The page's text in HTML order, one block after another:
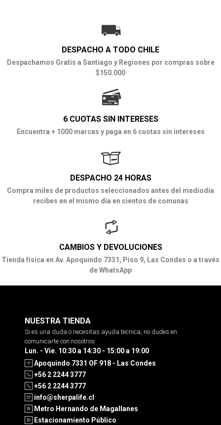
DESPACHO A TODO CHILE
Despachamos Gratis a Santiago y Regiones por compras sobre
$150.000
6 CUOTAS SIN INTERESES
Encuentra + 1000 marcas y paga en 6 cuotas sin intereses
DESPACHO 24 HORAS
Compra miles de productos seleccionados antes del mediodía
recibes en el mismo día en cientos de comunas
CAMBIOS Y DEVOLUCIONES
Tienda física en Av. Apoquindo 7331, Piso 9, Las Condes o a través
de WhatsApp
NUESTRA TIENDA
Si es una duda o necesitas ayuda tecnica, no dudes en
comunicarte con nosotros
Lun. - Vie. 10:30 a 14:30 - 15:00 a 19:00
Apoquindo 7331 OF 918 - Las Condes
+56 2 2244 3777
+56 2 2244 3777
info@sherpalife.cl
Metro Hernando de Magallanes
Estacionamiento Público